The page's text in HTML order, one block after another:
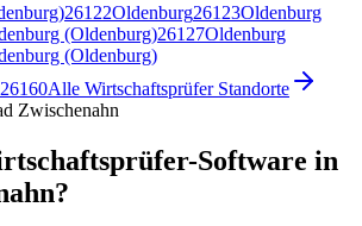
26122Oldenburg26123Oldenburg
(Oldenburg)26127Oldenburg
(Oldenburg)
26160Alle WirtschaftsprüferStandorte
Zwischenahn
Software in